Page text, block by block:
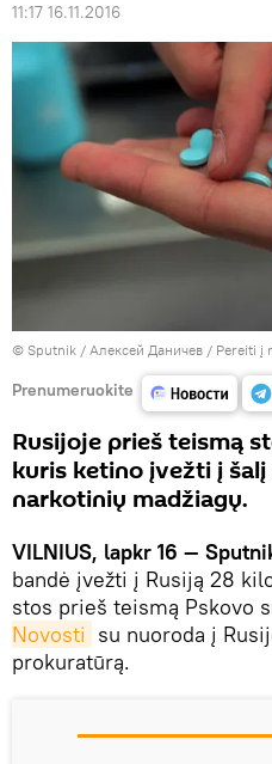
11:17 16.11.2016
© Sputnik / Алексей Даничев / Pereiti į
Prenumeruokite
Rusijoje prieš teismą
kuris ketino įvežti į
narkotinių madžiagų.
VILNIUS, lapkr 16 —
bandė įvežti į Rusiją 28
stos prieš teismą Pskovo
Novosti su nuoroda į
prokuratūrą.